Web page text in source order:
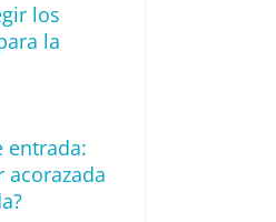
los
la
entrada:
acorazada